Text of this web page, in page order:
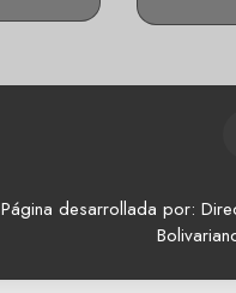
Página desarrollada por: